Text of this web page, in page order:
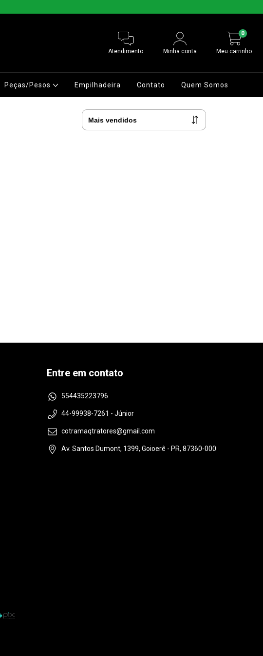
Atendimento Minha conta Meu carrinho
0
Peças/Pesos Empilhadeira Contato Quem Somos
Entre em contato
554435223796
44-99938-7261 - Júnior
cotramaqtratores@gmail.com
Av. Santos Dumont, 1399, Goioerê - PR, 87360-000